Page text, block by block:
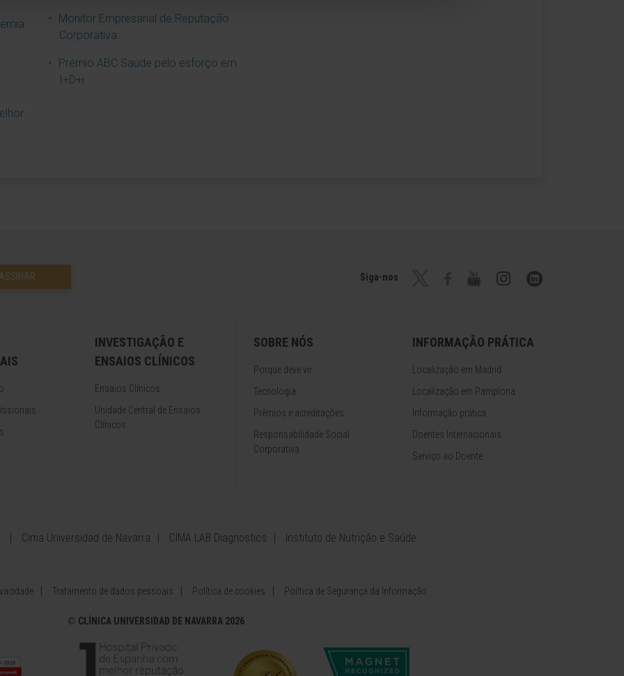
Monitor Empresarial de Reputação
Corporativa
Prémio ABC Saúde pelo esforço em
I+D+i
ASSINAR Siga-nos
INVESTIGAÇÃO E
ENSAIOS CLÍNICOS
Ensaios Clínicos
Unidade Central de Ensaios
Clínicos
SOBRE NÓS
Porque deve vir
Tecnologia
Prémios e acreditações
Responsabilidade Social
Corporativa
INFORMAÇÃO PRÁTICA
Localização em Madrid
Localização em Pamplona
Informação prática
Doentes Internacionais
Serviço ao Doente
Cima Universidad de Navarra CIMA LAB Diagnostics Instituto de Nutrição e Saúde
Tratamento de dados pessoais Política de cookies Política de Segurança da Informação
© CLÍNICA UNIVERSIDAD DE NAVARRA 2026